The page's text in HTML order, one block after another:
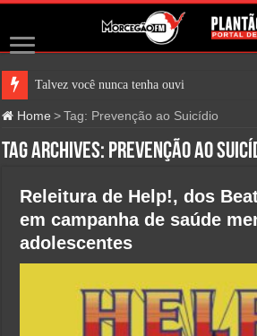
Talvez você nunca tenha ouvido fala
Home > Tag: Prevenção ao Suicídio
Tag Archives: Prevenção ao
Releitura de Help!, dos
em campanha de saúde
adolescentes